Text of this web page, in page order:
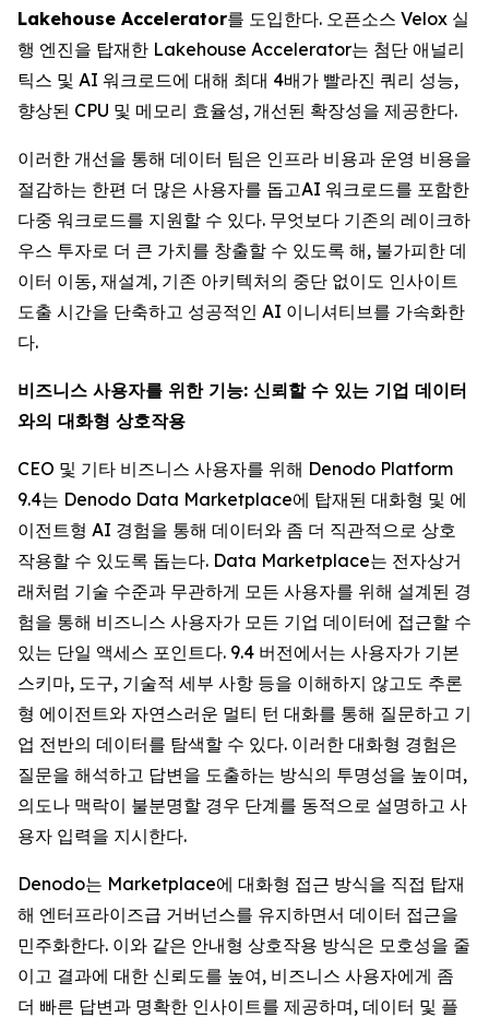
Lakehouse Accelerator를 도입한다. 오픈소스 Velox 실
행 엔진을 탑재한 Lakehouse Accelerator는 첨단 애널리
틱스 및 AI 워크로드에 대해 최대 4배가 빨라진 쿼리 성능,
향상된 CPU 및 메모리 효율성, 개선된 확장성을 제공한다.
이러한 개선을 통해 데이터 팀은 인프라 비용과 운영 비용을
절감하는 한편 더 많은 사용자를 돕고AI 워크로드를 포함한
다중 워크로드를 지원할 수 있다. 무엇보다 기존의 레이크하
우스 투자로 더 큰 가치를 창출할 수 있도록 해, 불가피한 데
이터 이동, 재설계, 기존 아키텍처의 중단 없이도 인사이트
도출 시간을 단축하고 성공적인 AI 이니셔티브를 가속화한
다.
비즈니스 사용자를 위한 기능: 신뢰할 수 있는 기업 데이터
와의 대화형 상호작용
CEO 및 기타 비즈니스 사용자를 위해 Denodo Platform
9.4는 Denodo Data Marketplace에 탑재된 대화형 및 에
이전트형 AI 경험을 통해 데이터와 좀 더 직관적으로 상호
작용할 수 있도록 돕는다. Data Marketplace는 전자상거
래처럼 기술 수준과 무관하게 모든 사용자를 위해 설계된 경
험을 통해 비즈니스 사용자가 모든 기업 데이터에 접근할 수
있는 단일 액세스 포인트다. 9.4 버전에서는 사용자가 기본
스키마, 도구, 기술적 세부 사항 등을 이해하지 않고도 추론
형 에이전트와 자연스러운 멀티 턴 대화를 통해 질문하고 기
업 전반의 데이터를 탐색할 수 있다. 이러한 대화형 경험은
질문을 해석하고 답변을 도출하는 방식의 투명성을 높이며,
의도나 맥락이 불분명할 경우 단계를 동적으로 설명하고 사
용자 입력을 지시한다.
Denodo는 Marketplace에 대화형 접근 방식을 직접 탑재
해 엔터프라이즈급 거버넌스를 유지하면서 데이터 접근을
민주화한다. 이와 같은 안내형 상호작용 방식은 모호성을 줄
이고 결과에 대한 신뢰도를 높여, 비즈니스 사용자에게 좀
더 빠른 답변과 명확한 인사이트를 제공하며, 데이터 및 플